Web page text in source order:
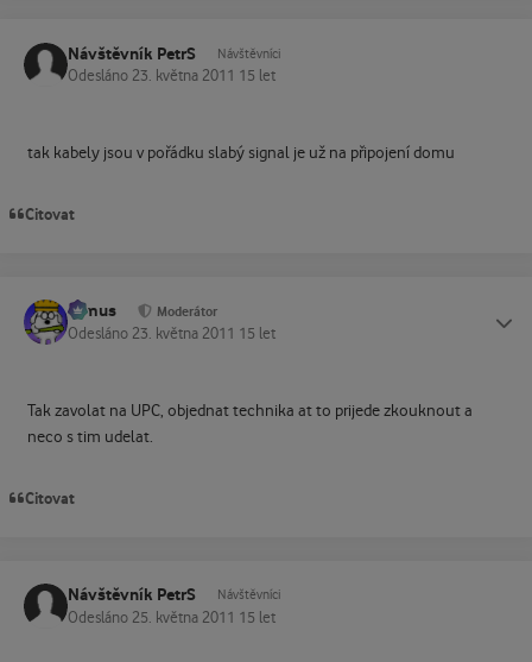
Návštěvník PetrS Návštěvníci
Odesláno 23. května 2011 15 let
tak kabely jsou v pořádku slabý signal je už na připojení domu
Citovat
tomus Moderátor
Odesláno 23. května 2011 15 let
Tak zavolat na UPC, objednat technika at to prijede zkouknout a
neco s tim udelat.
Citovat
Návštěvník PetrS Návštěvníci
Odesláno 25. května 2011 15 let